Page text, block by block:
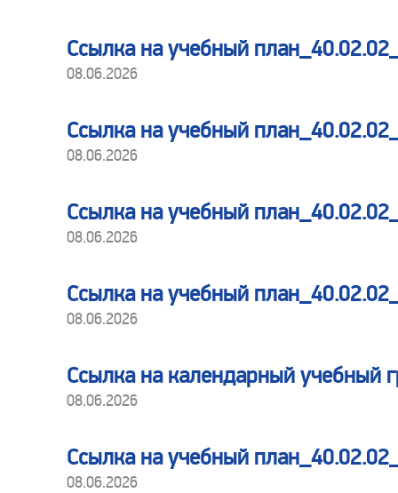
Ссылка на учебный
08.06.2026
Ссылка на учебный
08.06.2026
Ссылка на учебный
08.06.2026
Ссылка на учебный
08.06.2026
Ссылка на календарный
08.06.2026
Ссылка на учебный
08.06.2026